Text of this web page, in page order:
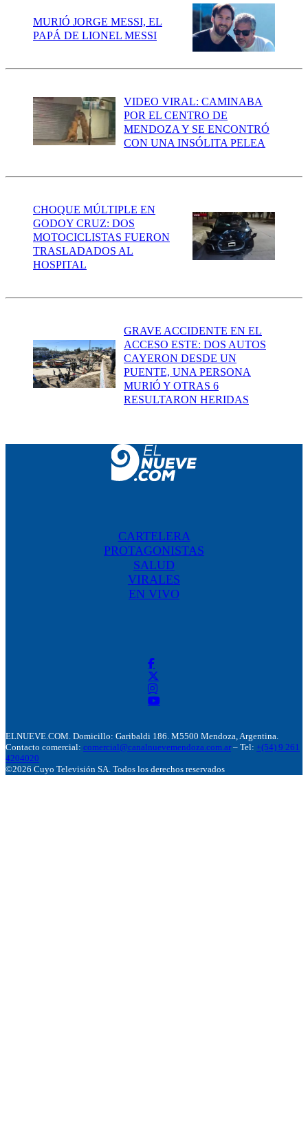
MURIÓ JORGE MESSI, EL
PAPÁ DE LIONEL MESSI
VIDEO VIRAL: CAMINABA
POR EL CENTRO DE
MENDOZA Y SE ENCONTRÓ
CON UNA INSÓLITA PELEA
CHOQUE MÚLTIPLE EN
GODOY CRUZ: DOS
MOTOCICLISTAS FUERON
TRASLADADOS AL
HOSPITAL
GRAVE ACCIDENTE EN EL
ACCESO ESTE: DOS AUTOS
CAYERON DESDE UN
PUENTE, UNA PERSONA
MURIÓ Y OTRAS 6
RESULTARON HERIDAS
CARTELERA
PROTAGONISTAS
SALUD
VIRALES
EN VIVO
ELNUEVE.COM. Domicillo: Garibaldi 186. M5500 Mendoza, Argentina.
Contacto comercial: comercial@canalnuevemendoza.com.ar – Tel: +(54) 9 261
4204020
©2026 Cuyo Televisión SA. Todos los derechos reservados